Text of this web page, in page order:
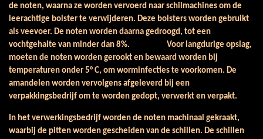
de noten, waarna ze worden vervoerd naar schilmachines om de
leerachtige bolster te verwijderen. Deze bolsters worden gebruikt
als veevoer. De noten worden daarna gedroogd, tot een
vochtgehalte van minder dan 8%. Voor langdurige opslag,
moeten de noten worden gerookt en bewaard worden bij
temperaturen onder 5° C, om worminfecties te voorkomen. De
amandelen worden vervolgens afgeleverd bij een
verpakkingsbedrijf om te worden gedopt, verwerkt en verpakt.
In het verwerkingsbedrijf worden de noten machinaal gekraakt,
waarbij de pitten worden gescheiden van de schillen. De schillen